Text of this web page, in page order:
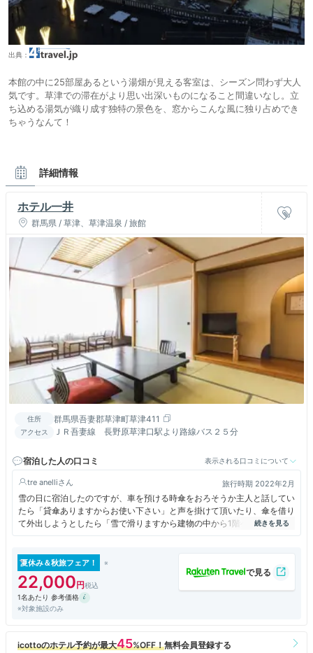
出典：
本館の中に25部屋あるという湯畑が見える客室は、シーズン問わず大人
気です。草津での滞在がより思い出深いものになること間違いなし。立
ち込める湯気が織り成す独特の景色を、窓からこんな風に独り占めでき
ちゃうなんて！
詳細情報
ホテル一井
群馬県 / 草津、草津温泉 / 旅館
住所 群馬県吾妻郡草津町草津411
アクセス ＪＲ吾妻線 長野原草津口駅より路線バス２５分
宿泊した人の口コミ 表示される口コミについて
tre anelli 旅行時期 2022年2月
雪の日に宿泊したのですが、車を預ける時傘をおろそうか主人と話してい
たら「貸傘ありますからお使い下さい」と声を掛けて頂いたり、傘を借り
て外出しようとしたら「雪で滑りますから建物の中から1階へ降りた方が
良いですよ」とか、売店で宿泊者が一定金額以上購入すると粗品が頂ける
を掛けて頂いたり、帰りもチェックアウト後少し車を預けさせてもらった
ら「どちらへ行かれますか？」と、光泉寺への行き方を教えてくれたり、
本当に皆さんサッと一言掛けてくださるので気持ち良く過ごす事が出来ま
した。
もちろん草津ですから温泉も最高です。初めて泊まったので以前は分かり
ただ、湯畑真ん前の立地は素晴らしいのですが、車で行くには結構難易度
夏休み＆秋旅フェア！
22,000
1名あたり 参考価格
※対象施設のみ